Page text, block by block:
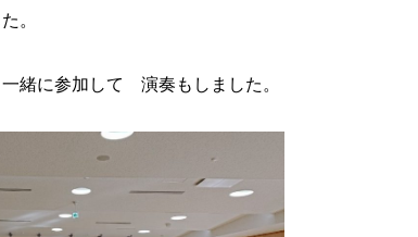
。
緒に参加して 演奏もしました。